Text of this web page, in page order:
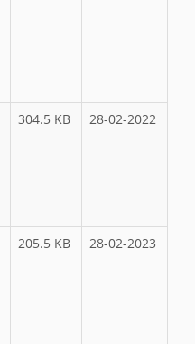
304.5 KB 28-02-2022
205.5 KB 28-02-2023